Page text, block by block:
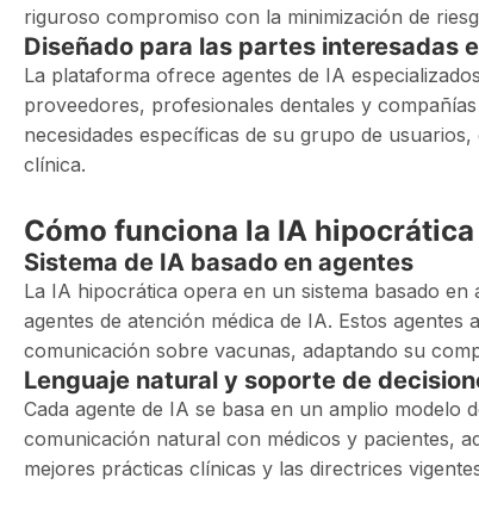
riguroso compromiso con la minimización de
Diseñado para las partes interesadas
La plataforma ofrece agentes de IA
proveedores, profesionales dentales y
necesidades específicas de su grupo de
clínica.
Cómo funciona la IA hipocrática
Sistema de IA basado en agentes
La IA hipocrática opera en un sistema basado
agentes de atención médica de IA. Estos
comunicación sobre vacunas, adaptando su
Lenguaje natural y soporte de
Cada agente de IA se basa en un amplio modelo
comunicación natural con médicos y pacientes,
mejores prácticas clínicas y las directrices